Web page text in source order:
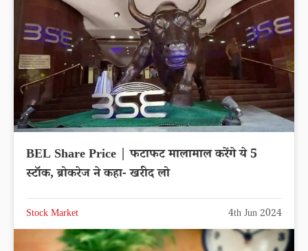
BEL Share Price | फटाफट मालामाल करेंगे ये 5
स्टॉक, ब्रोकरेज ने कहा- खरीद लो
Stock Market 4th Jun 2024